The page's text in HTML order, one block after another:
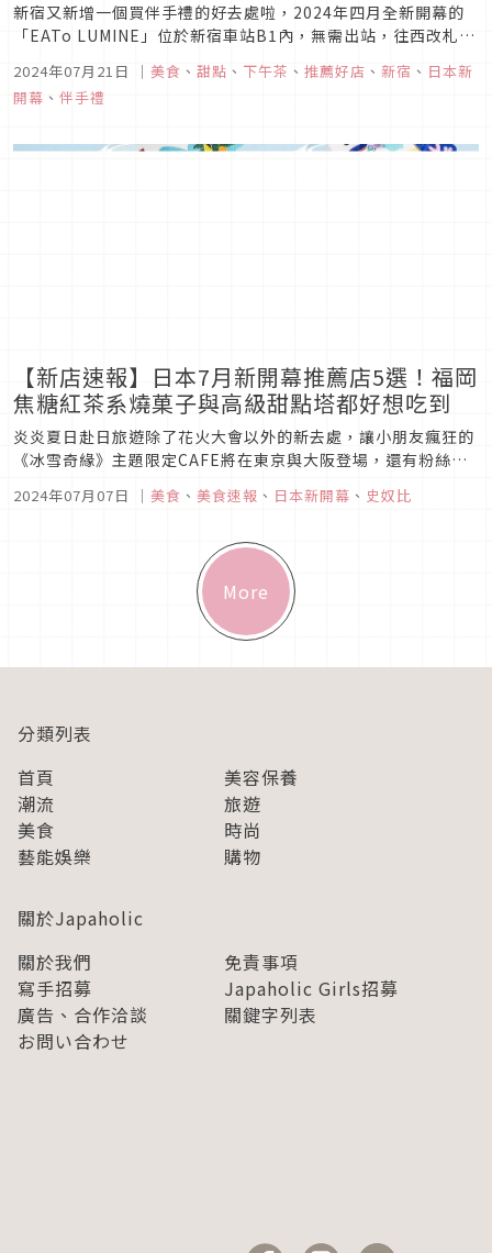
新宿又新增一個買伴手禮的好去處啦，2024年四月全新開幕的
「EATo LUMINE」位於新宿車站B1內，無需出站，往西改札方
面就會看到。集結了麵包店、伴手禮、雜貨、拉麵美食等，又好
吃又好買！
2024年07月21日 ｜ 美食 、 甜點 、 下午茶 、 推薦好店 、 新宿 、 日本新
開幕 、 伴手禮
【新店速報】日本7月新開幕推薦店5選！福岡
焦糖紅茶系燒菓子與高級甜點塔都好想吃到
炎炎夏日赴日旅遊除了花火大會以外的新去處，讓小朋友瘋狂的
《冰雪奇緣》主題限定CAFE將在東京與大阪登場，還有粉絲們
波的長形甜點塔專賣店看起來也超級誘人，做好功課就能省下許
2024年07月07日 ｜ 美食 、 美食速報 、 日本新開幕 、 史奴比
More
分類列表
首頁
美容保養
潮流
旅遊
美食
時尚
藝能娛樂
購物
關於Japaholic
關於我們
免責事項
寫手招募
Japaholic Girls招募
廣告、合作洽談
關鍵字列表
お問い合わせ